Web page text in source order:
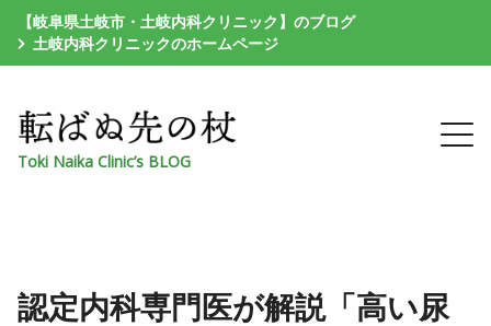
【岐阜県土岐市・土岐内科クリニック】のブログ
土岐内科クリニックのホームページ
Toki Naika Clinic’s BLOG
認定内科専門医が解説「高い尿